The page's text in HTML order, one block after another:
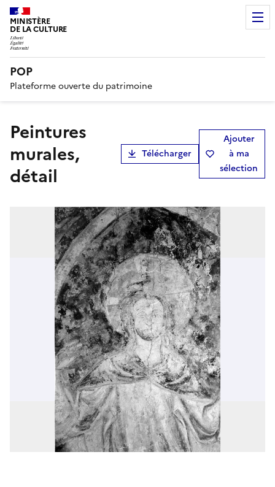
MINISTÈRE
DE LA CULTURE
POP
Plateforme ouverte du patrimoine
peintures
murales,
détail
Télécharger
Ajouter
à ma
sélection